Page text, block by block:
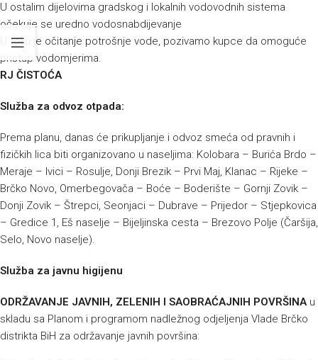
U ostalim dijelovima gradskog i lokalnih vodovodnih sistema
očekuje se uredno vodosnabdijevanje
U toku je očitanje potrošnje vode, pozivamo kupce da omoguće
pristup vodomjerima.
RJ ČISTOĆA
Služba za odvoz otpada:
Prema planu, danas će prikupljanje i odvoz smeća od pravnih i
fizičkih lica biti organizovano u naseljima: Kolobara – Burića Brdo –
Meraje – Ivici – Rosulje, Donji Brezik – Prvi Maj, Klanac – Rijeke –
Brčko Novo, Omerbegovača – Boće – Boderište – Gornji Zovik –
Donji Zovik – Štrepci, Seonjaci – Dubrave – Prijedor – Stjepkovica
– Gredice 1, Eš naselje – Bijeljinska cesta – Brezovo Polje (Čaršija,
Selo, Novo naselje).
Služba za javnu higijenu
ODRŽAVANJE JAVNIH, ZELENIH I SAOBRAĆAJNIH POVRŠINAu
skladu sa Planom i programom nadležnog odjeljenja Vlade Brčko
distrikta BiH za održavanje javnih površina: